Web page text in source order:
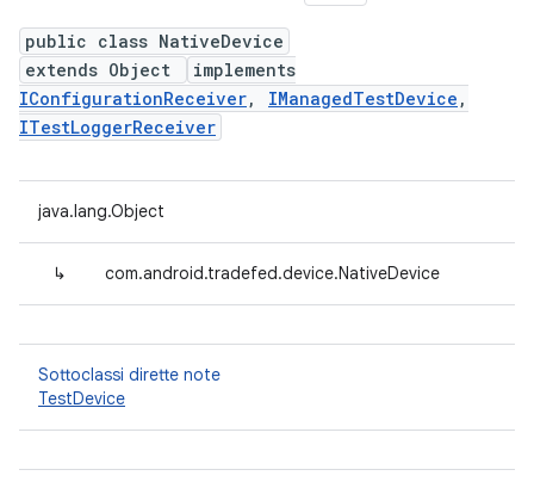
public class NativeDevice
extends Object
implements
IConfigurationReceiver, IManagedTestDevice ,
ITestLoggerReceiver
java.lang.Object
↳ com.android.tradefed.device.NativeDevice
Sottoclassi dirette note
TestDevice